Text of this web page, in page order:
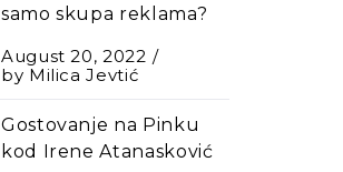
samo skupa reklama?
August 20, 2022
by Milica Jevtić
Gostovanje na Pinku
kod Irene Atanasković